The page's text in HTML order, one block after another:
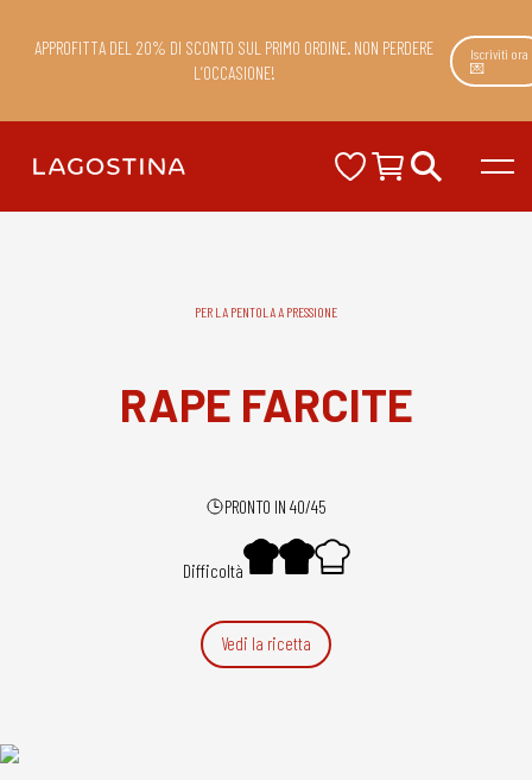
APPROFITTA DEL 20% DI SCONTO SUL PRIMO ORDINE. NON PERDERE
L’OCCASIONE!
Iscriviti ora
💌
PER LA PENTOLA A PRESSIONE
RAPE FARCITE
PRONTO IN 40/45
Difficoltà
Vedi la ricetta